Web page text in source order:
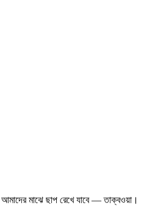
মাঝে ছাপ রেখে যাবে — তাক্বওয়া।